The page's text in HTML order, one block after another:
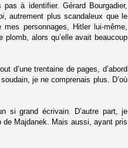
à identifier. Gérard Bourgadier,
, autrement plus scandaleux que le
personnages, Hitler lui-même,
alors qu’elle avait beaucoup
d’une trentaine de pages, d’abord
je ne comprenais plus. D’où
si grand écrivain. D’autre part, je
de Majdanek. Mais aussi, ayant pris